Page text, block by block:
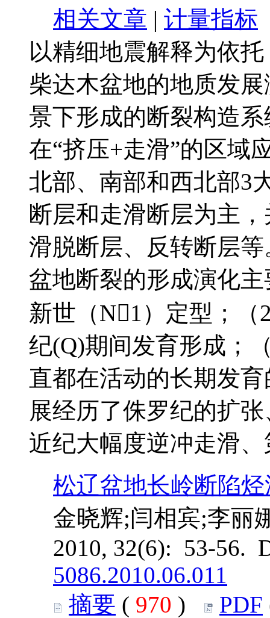
相关文章 | 计量指标
以精细地震解释为依
柴达木盆地的地质发
景下形成的断裂构造
在“挤压+走滑”的区域
北部、南部和西北部3
断层和走滑断层为主
滑脱断层、反转断层
盆地断裂的形成演化
新世（N1）定型；
纪(Q)期间发育形成；
直都在活动的长期发
展经历了侏罗纪的扩
近纪大幅度逆冲走滑
松辽盆地长岭断陷
金晓辉;闫相宾;李丽
2010, 32(6): 53-56.
5086.2010.06.011
摘要 ( 970 ) PDF